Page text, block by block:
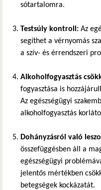
sótartalomra.
Testsúly kontroll: Az
segíthet a vérnyomás
a szív- és érrendszeri
Alkoholfogyasztás
fogyasztása is
Az egészségügyi
alkoholfogyasztás
Dohányzásról való
összefüggésben áll a
egészségügyi
jelentős mértékben
betegségek kockázatát.